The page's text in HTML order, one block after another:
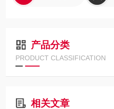
产品分类
PRODUCT CLASSIFICATION
相关文章